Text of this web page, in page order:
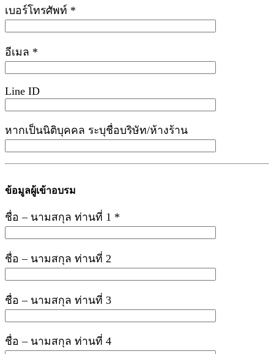
เบอร์โทรศัพท์ *
อีเมล *
Line ID
หากเป็นนิติบุคคล ระบุชื่อบริษัท/ห้างร้าน
ข้อมูลผู้เข้าอบรม
ชื่อ – นามสกุล ท่านที่ 1 *
ชื่อ – นามสกุล ท่านที่ 2
ชื่อ – นามสกุล ท่านที่ 3
ชื่อ – นามสกุล ท่านที่ 4